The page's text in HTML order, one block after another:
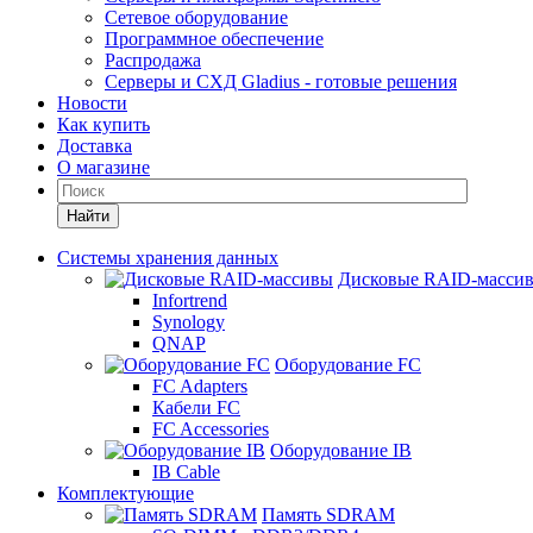
Сетевое оборудование
Программное обеспечение
Распродажа
Серверы и СХД Gladius - готовые решения
Новости
Как купить
Доставка
О магазине
Найти
Системы хранения данных
Дисковые RAID-
Infortrend
Synology
QNAP
Оборудование FC
FC Adapters
Кабели FC
FC Accessories
Оборудование IB
IB Cable
Комплектующие
Память SDRAM